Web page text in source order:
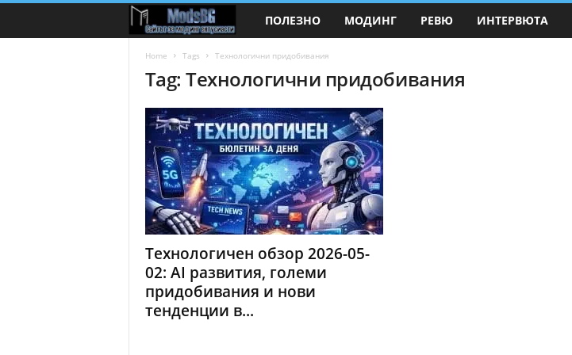
o
d
s
B
G
.
o
ПОЛЕЗНО МОДИНГ РЕВЮ ИНТЕРВЮТА
Home Tags Технологични придобивания
Tag: Технологични придобивания
Технологичен обзор 2026-05-
02: AI развития, големи
придобивания и нови
тенденции в...